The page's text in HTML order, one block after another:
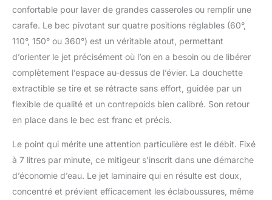
confortable pour laver de grandes casseroles ou remplir une
carafe. Le bec pivotant sur quatre positions réglables (60°,
110°, 150° ou 360°) est un véritable atout, permettant
d’orienter le jet précisément où l’on en a besoin ou de libérer
complètement l’espace au-dessus de l’évier. La douchette
extractible se tire et se rétracte sans effort, guidée par un
flexible de qualité et un contrepoids bien calibré. Son retour
en place dans le bec est franc et précis.
Le point qui mérite une attention particulière est le débit. Fixé
à 7 litres par minute, ce mitigeur s’inscrit dans une démarche
d’économie d’eau. Le jet laminaire qui en résulte est doux,
concentré et prévient efficacement les éclaboussures, même